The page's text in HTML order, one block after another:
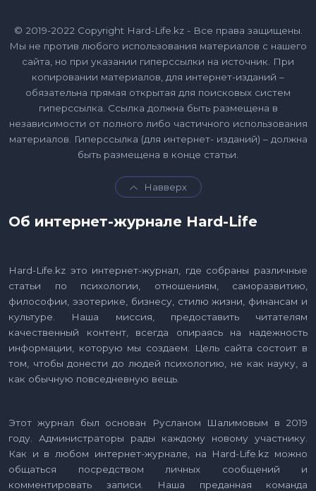
© 2019-2022 Copyright Hard-Life.kz - Все права защищены.
Мы не против любого использования материалов с нашего
сайта, но при указании гиперссылки на источник. При
копировании материалов, для интернет-изданий –
обязательна прямая открытая для поисковых систем
гиперссылка. Ссылка должна быть размещена в
независимости от полного либо частичного использования
материалов. Гиперссылка (для интернет- изданий) – должна
быть размещена в конце статьи.
Навверх
Об интернет-журнале Hard-Life
Hard-Life.kz это интернет-журнал, где собраны различные
статьи по психологии, отношениям, саморазвитию,
философии, эзотерике, бизнесу, стилю жизни, финансам и
культуре. Наша миссия, предоставить читателям
качественный контент, всегда опираясь на надежность
информации, которую мы создаем. Цель сайта состоит в
том, чтобы донести до людей психологию, не как науку, а
как обычную повседневную вещь.
Этот журнал был основан Русланом Шалимовым в 2019
году. Администраторы рады каждому новому участнику.
Как и в любом интернет-журнале, на Hard-Life.kz можно
общаться посредством личных сообщений и
комментировать записи. Наша преданная команда